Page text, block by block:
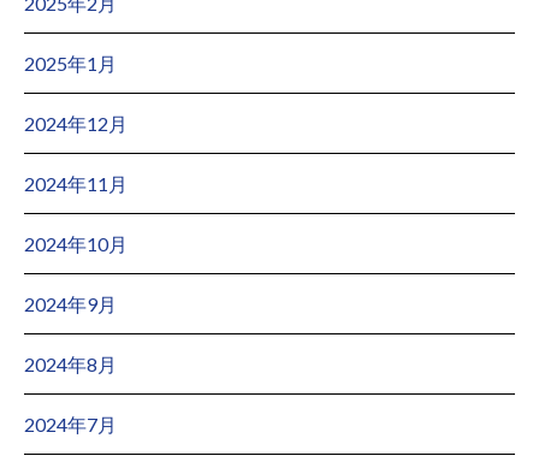
2025年1月
2024年12月
2024年11月
2024年10月
2024年9月
2024年8月
2024年7月